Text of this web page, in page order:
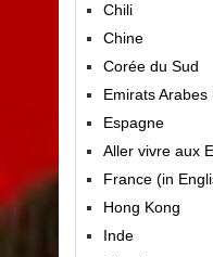
Chili
Chine
Corée du Sud
Emirats Arabes
Espagne
Aller vivre aux
France (in
Hong Kong
Inde